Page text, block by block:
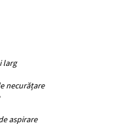
larg
necurățare
aspirare